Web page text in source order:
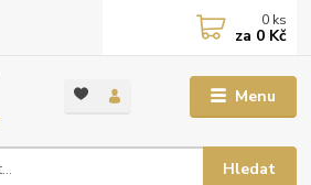
Menu
Hledat
0 ks
za 0 Kč